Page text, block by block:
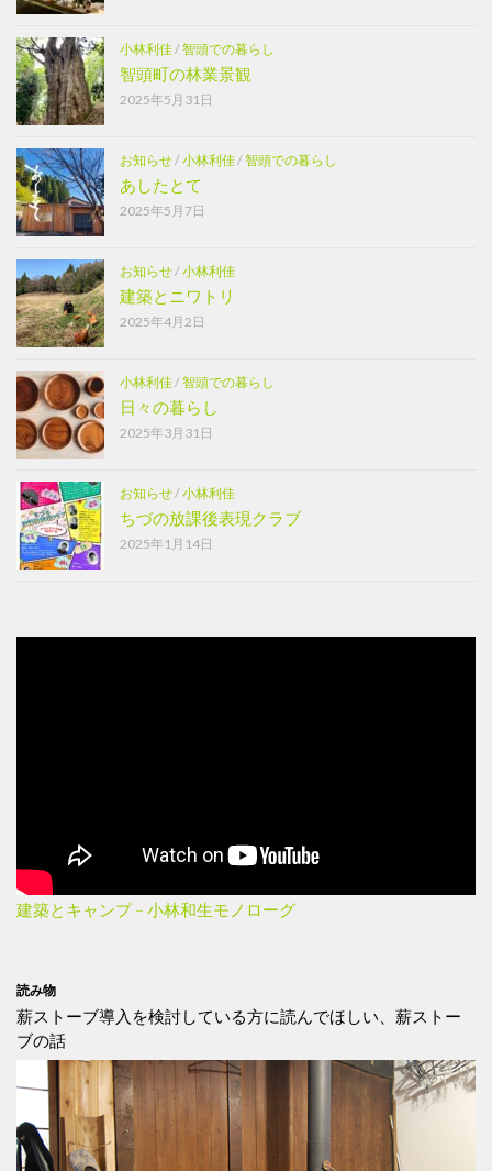
小林利佳/智頭での暮らし
智頭町の林業景観
2025年5月31日
お知らせ/小林利佳/智頭での暮らし
あしたとて
2025年5月7日
お知らせ/小林利佳
建築とニワトリ
2025年4月2日
小林利佳/智頭での暮らし
日々の暮らし
2025年3月31日
お知らせ/小林利佳
ちづの放課後表現クラブ
2025年1月14日
建築とキャンプ – 小林和生モノローグ
読み物
薪ストーブ導入を検討している方に読んでほしい、薪ストー
ブの話